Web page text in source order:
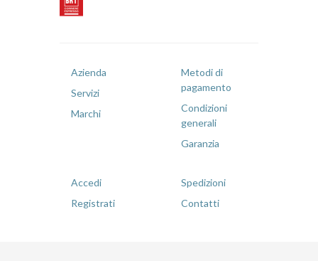
Azienda
Servizi
Marchi
Metodi di
pagamento
Condizioni
generali
Garanzia
Accedi
Registrati
Spedizioni
Contatti